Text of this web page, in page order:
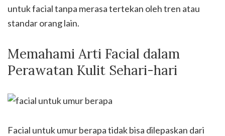
untuk facial tanpa merasa tertekan oleh tren atau
standar orang lain.
Memahami Arti Facial dalam
Perawatan Kulit Sehari-hari
Facial untuk umur berapa tidak bisa dilepaskan dari